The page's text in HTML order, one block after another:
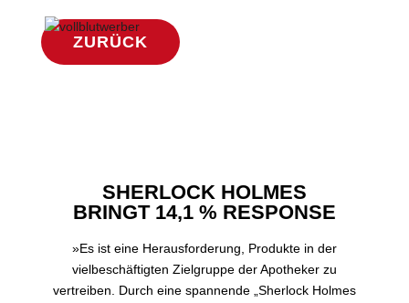
ZURÜCK
SHERLOCK HOLMES
BRINGT 14,1 % RESPONSE
»Es ist eine Herausforderung, Produkte in der
vielbeschäftigten Zielgruppe der Apotheker zu
vertreiben. Durch eine spannende „Sherlock Holmes